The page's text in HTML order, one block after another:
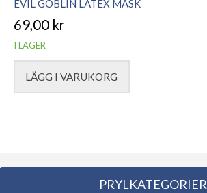
EVIL GOBLIN LATEX MASK
69,00 kr
I LAGER
LÄGG I VARUKORG
PRYLKATEGORIER